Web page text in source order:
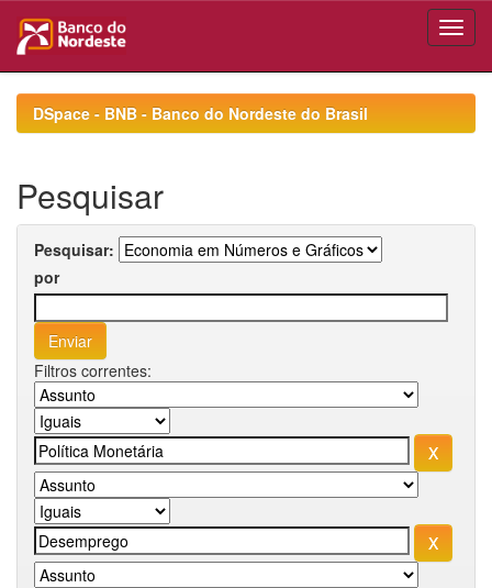
navigationDSpace - BNB - Banco do Nordeste do Brasil
Pesquisar
Pesquisar:
por
Filtros correntes: